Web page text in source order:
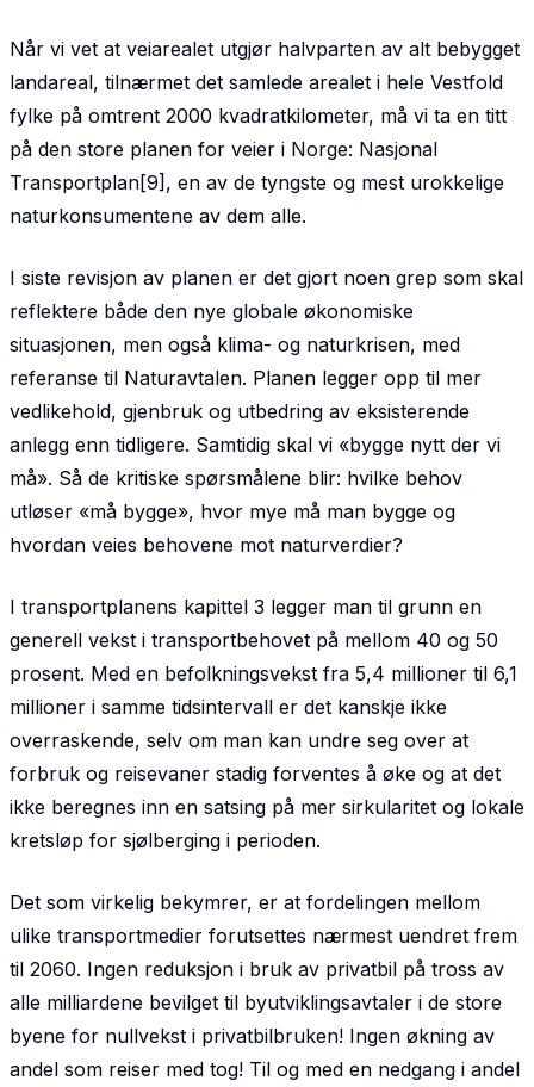
Når vi vet at veiarealet utgjør halvparten av alt bebygget
landareal, tilnærmet det samlede arealet i hele Vestfold
fylke på omtrent 2000 kvadratkilometer, må vi ta en titt
på den store planen for veier i Norge: Nasjonal
Transportplan[9], en av de tyngste og mest urokkelige
naturkonsumentene av dem alle.
I siste revisjon av planen er det gjort noen grep som skal
reflektere både den nye globale økonomiske
situasjonen, men også klima- og naturkrisen, med
referanse til Naturavtalen. Planen legger opp til mer
vedlikehold, gjenbruk og utbedring av eksisterende
anlegg enn tidligere. Samtidig skal vi «bygge nytt der vi
må». Så de kritiske spørsmålene blir: hvilke behov
utløser «må bygge», hvor mye må man bygge og
hvordan veies behovene mot naturverdier?
I transportplanens kapittel 3 legger man til grunn en
generell vekst i transportbehovet på mellom 40 og 50
prosent. Med en befolkningsvekst fra 5,4 millioner til 6,1
millioner i samme tidsintervall er det kanskje ikke
overraskende, selv om man kan undre seg over at
forbruk og reisevaner stadig forventes å øke og at det
ikke beregnes inn en satsing på mer sirkularitet og lokale
kretsløp for sjølberging i perioden.
Det som virkelig bekymrer, er at fordelingen mellom
ulike transportmedier forutsettes nærmest uend­ret frem
til 2060. Ingen reduksjon i bruk av privatbil på tross av
alle milliardene bevilget til by­utviklingsavtaler i de store
byene for nullvekst i privatbilbruken! Ingen økning av
andel som reiser med tog! Til og med en nedgang i andel